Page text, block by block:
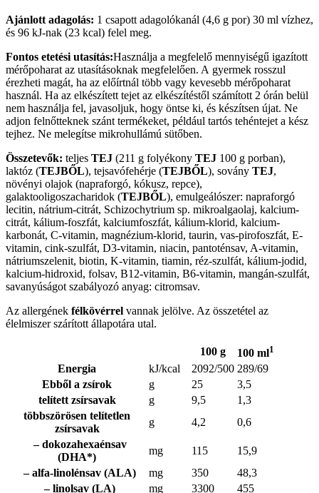
Ajánlott adagolás: 1 csapott adagolókanál (4,6 g por) 30 ml vízhez,
és 96 kJ-nak (23 kcal) felel meg.
Fontos etetési utasítás:Használja a megfelelő mennyiségű igazított
mérőpoharat az utasításoknak megfelelően. A gyermek rosszul
érezheti magát, ha az előírtnál több vagy kevesebb mérőpoharat
használ. Ha az elkészített tejet az elkészítéstől számított 2 órán belül
nem használja fel, javasoljuk, hogy öntse ki, és készítsen újat. Ne
adjon felnőtteknek szánt termékeket, például tartós tehéntejet a kész
tejhez. Ne melegítse mikrohullámú sütőben.
Összetevők: teljes TEJ (211 g folyékony TEJ 100 g porban),
laktóz (TEJBŐL), tejsavófehérje (TEJBŐL), sovány TEJ,
növényi olajok (napraforgó, kókusz, repce),
galaktooligoszacharidok (TEJBŐL), emulgeálószer: napraforgó
lecitin, nátrium-citrát, Schizochytrium sp. mikroalgaolaj, kalcium-
citrát, kálium-foszfát, kalciumfoszfát, kálium-klorid, kalcium-
karbonát, C-vitamin, magnézium-klorid, taurin, vas-pirofoszfát, E-
vitamin, cink-szulfát, D3-vitamin, niacin, pantoténsav, A-vitamin,
nátriumszelenit, biotin, K-vitamin, tiamin, réz-szulfát, kálium-jodid,
kalcium-hidroxid, folsav, B12-vitamin, B6-vitamin, mangán-szulfát,
savanyúságot szabályozó anyag: citromsav.
Az allergének félkövérrel vannak jelölve. Az összetétel az
élelmiszer szárított állapotára utal.
100 g 100 ml1
Energia kJ/kcal 2092/500 289/69
Ebből a zsírok
g 25
3,5
telített zsírsavak
g 9,5
1,3
többszörösen telítetlen
zsírsavak
g 4,2
0,6
– dokozahexaénsav
(DHA*)
mg 115
15,9
– alfa-linolénsav (ALA)
mg 350
48,3
– linolsav (LA)
mg 3300 455